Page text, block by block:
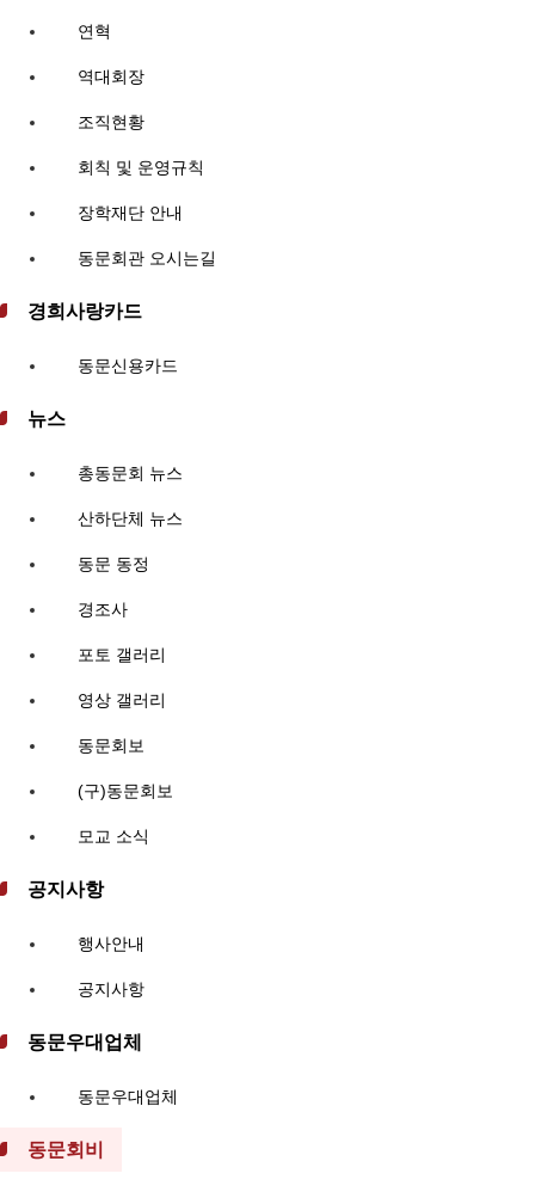
연혁
역대회장
조직현황
회칙 및 운영규칙
장학재단 안내
동문회관 오시는길
경희사랑카드
동문신용카드
뉴스
총동문회 뉴스
산하단체 뉴스
동문 동정
경조사
포토 갤러리
영상 갤러리
동문회보
(구)동문회보
모교 소식
공지사항
행사안내
공지사항
동문우대업체
동문우대업체
동문회비